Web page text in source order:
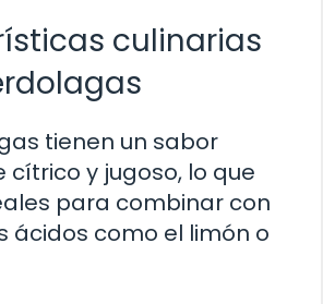
culinarias
tienen un sabor
y jugoso, lo que
para combinar con
ácidos como el limón o